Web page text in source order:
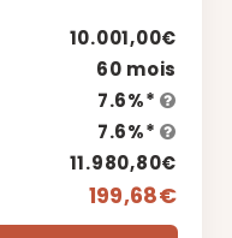
10.001,00€
60 mois
7.6%*
7.6%*
11.980,80€
199,68€